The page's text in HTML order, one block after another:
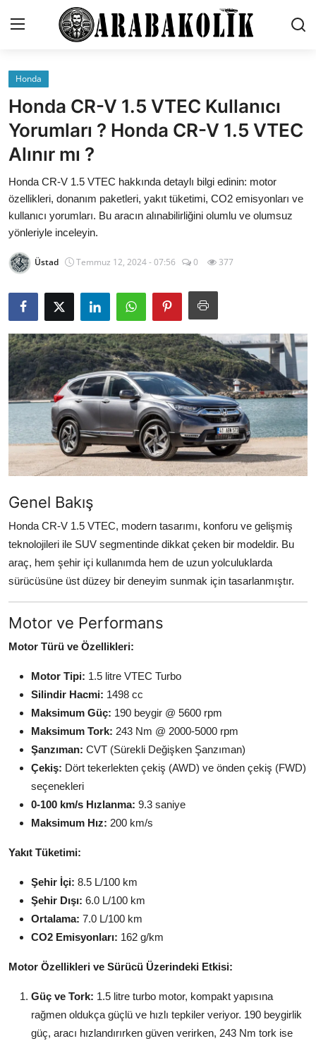
İletişim
Genel
Karşılaştırmalar
Testler
Markalar
Öneriler
Paketler
Yağlar
Oto Bilgi
Honda
Honda CR-V 1.5 VTEC Kullanıcı
Yorumları ? Honda CR-V 1.5 VTEC
Alınır mı ?
Honda CR-V 1.5 VTEC hakkında detaylı bilgi edinin: motor
özellikleri, donanım paketleri, yakıt tüketimi, CO2 emisyonları ve
kullanıcı yorumları. Bu aracın alınabilirliğini olumlu ve olumsuz
yönleriyle inceleyin.
Üstad Temmuz 12, 2024 - 07:56 0 377
Genel Bakış
Honda CR-V 1.5 VTEC, modern tasarımı, konforu ve gelişmiş
teknolojileri ile SUV segmentinde dikkat çeken bir modeldir. Bu
araç, hem şehir içi kullanımda hem de uzun yolculuklarda
sürücüsüne üst düzey bir deneyim sunmak için tasarlanmıştır.
Motor ve Performans
Motor Türü ve Özellikleri:
Motor Tipi: 1.5 litre VTEC Turbo
Silindir Hacmi: 1498 cc
Maksimum Güç: 190 beygir @ 5600 rpm
Maksimum Tork: 243 Nm @ 2000-5000 rpm
Şanzıman: CVT (Sürekli Değişken Şanzıman)
Çekiş: Dört tekerlekten çekiş (AWD) ve önden çekiş (FWD)
seçenekleri
0-100 km/s Hızlanma: 9.3 saniye
Maksimum Hız: 200 km/s
Yakıt Tüketimi:
Şehir İçi: 8.5 L/100 km
Şehir Dışı: 6.0 L/100 km
Ortalama: 7.0 L/100 km
CO2 Emisyonları: 162 g/km
Motor Özellikleri ve Sürücü Üzerindeki Etkisi:
Güç ve Tork: 1.5 litre turbo motor, kompakt yapısına
rağmen oldukça güçlü ve hızlı tepkiler veriyor. 190 beygirlik
güç, aracı hızlandırırken güven verirken, 243 Nm tork ise